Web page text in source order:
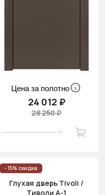
Цена за полотно
24 012 ₽
28 250 ₽
- 15% скидка
Глухая дверь Tivoli /
Тиволи А-1